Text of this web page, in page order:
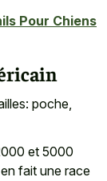
Pour Chiens
poche,
et 5000
fait une race